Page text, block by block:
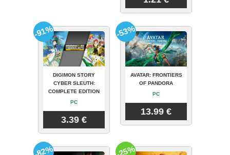
DIGIMON STORY
CYBER SLEUTH:
COMPLETE EDITION
PC
3.39 €
-91%
AVATAR: FRONTIERS
OF PANDORA
PC
13.99 €
-53%
-82% -25%